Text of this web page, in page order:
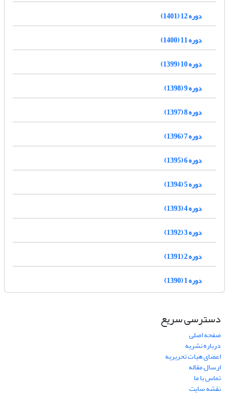
دوره 12 (1401)
دوره 11 (1400)
دوره 10 (1399)
دوره 9 (1398)
دوره 8 (1397)
دوره 7 (1396)
دوره 6 (1395)
دوره 5 (1394)
دوره 4 (1393)
دوره 3 (1392)
دوره 2 (1391)
دوره 1 (1390)
دسترسی سریع
صفحه اصلی
درباره نشریه
اعضای هیات تحریریه
ارسال مقاله
تماس با ما
نقشه سایت